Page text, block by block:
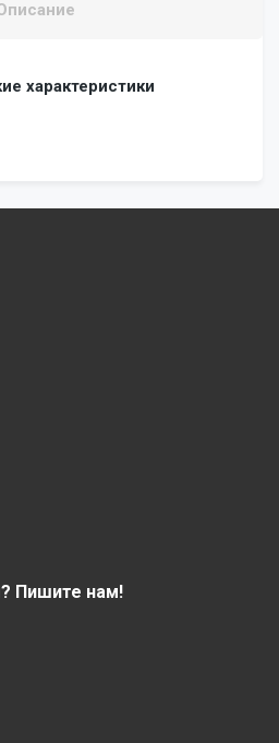
характеристики
Пишите нам!